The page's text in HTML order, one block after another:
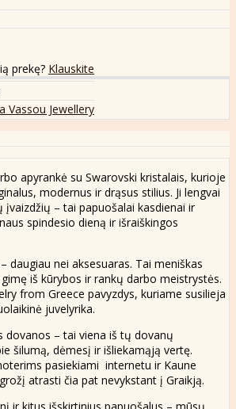
prekę? Klauskite
Vassou Jewellery
apyrankė su Swarovski kristalais, kurioje
modernus ir drąsus stilius. Ji lengvai
įvaizdžių – tai papuošalai kasdienai ir
spindesio dieną ir išraiškingos
daugiau nei aksesuaras. Tai meniškas
iš kūrybos ir rankų darbo meistrystės.
from Greece pavyzdys, kuriame susilieja
juvelyrika.
dovanos – tai viena iš tų dovanų
šilumą, dėmesį ir išliekamąją vertę.
pasiekiami internetu ir Kaune
atrasti čia pat nevykstant į Graikją.